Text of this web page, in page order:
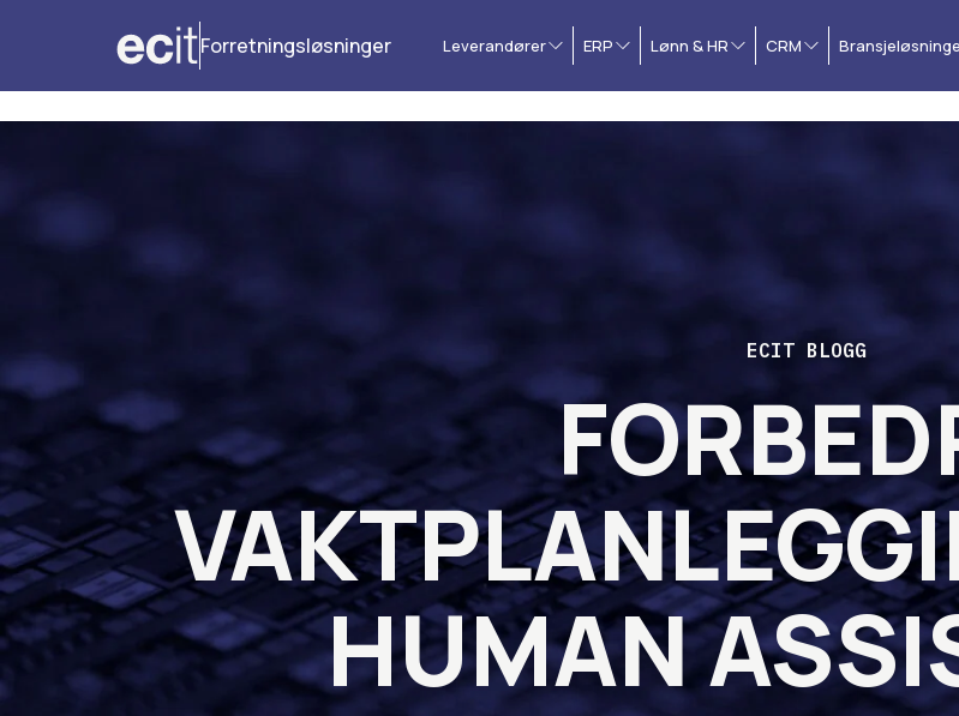
Forretningsløsninger Leverandører ERP Lønn & HR CRM
ECIT BLOGG
HUMAN